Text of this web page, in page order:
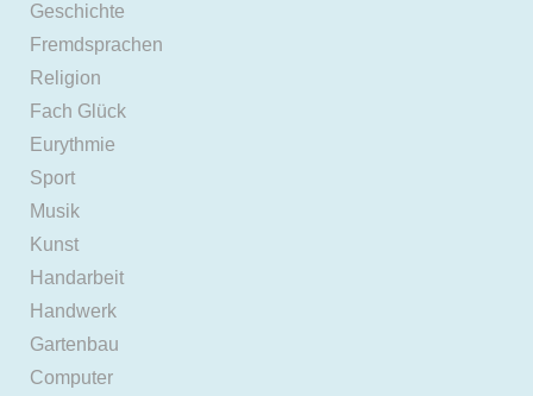
Geschichte
Fremdsprachen
Religion
Fach Glück
Eurythmie
Sport
Musik
Kunst
Handarbeit
Handwerk
Gartenbau
Computer